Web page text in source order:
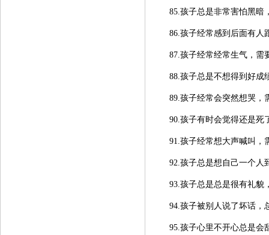
85.孩子总是非常害怕黑暗
86.孩子经常感到后面有人
87.孩子经常经常生气， 需
88.孩子总是不想得到好成
89.孩子经常会突然想哭，
90.孩子有时会觉得还是死
91.孩子经常想大声喊叫 ，
92.孩子总是想 自己一个人
93.孩子总是总是很有礼貌
94.孩子被别人说了坏话，
95.孩子心里不开心总是会